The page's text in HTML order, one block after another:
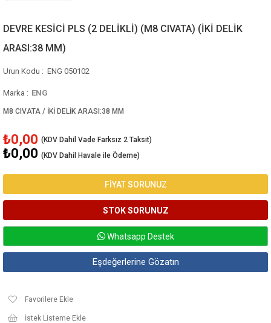
DEVRE KESİCİ PLS (2 DELİKLİ) (M8 CIVATA) (İKİ DELİK
ARASI:38 MM)
ENG 050102
Marka : ENG
M8 CIVATA / İKİ DELİK ARASI:38 MM
₺0,00
₺0,00 (KDV Dahil Havale ile Ödeme)
FİYAT SORUNUZ
Whatsapp Destek
Eşdeğerlerine Gözatın
Favorilere Ekle
İstek Listeme Ekle